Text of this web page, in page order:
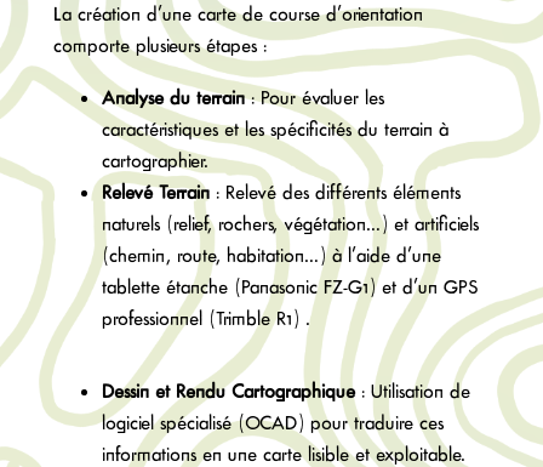
La création d’une carte de course d’orientation
comporte plusieurs étapes :
Analyse du terrain: Pour évaluer les
caractéristiques et les spécificités du terrain à
cartographier.
Relevé Terrain: Relevé des différents éléments
naturels (relief, rochers, végétation…) et artificiels
(chemin, route, habitation…) à l’aide d’une
tablette étanche (Panasonic FZ-G1) et d’un GPS
professionnel (Trimble R1) .
Dessin et Rendu Cartographique: Utilisation de
logiciel spécialisé (OCAD) pour traduire ces
informations en une carte lisible et exploitable.